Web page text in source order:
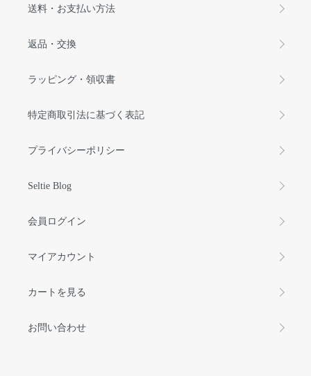
送料・お支払い方法
返品・交換
ラッピング・領収書
特定商取引法に基づく表記
プライバシーポリシー
Seltie Blog
会員ログイン
マイアカウント
カートを見る
お問い合わせ